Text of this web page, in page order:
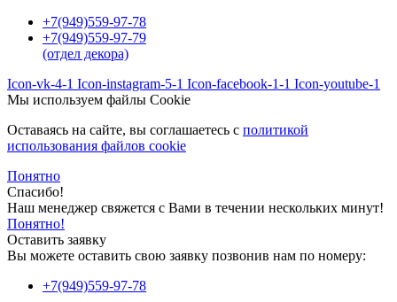
+7(949)559-97-78
+7(949)559-97-79
(отдел декора)
Icon-vk-4-1 Icon-instagram-5-1 Icon-facebook-1-1 Icon-youtube-1
Мы используем файлы Cookie
Оставаясь на сайте, вы соглашаетесь c политикой
использования файлов cookie
Понятно
Спасибо!
Наш менеджер свяжется с Вами в течении нескольких минут!
Понятно!
Оставить заявку
Вы можете оставить свою заявку позвонив нам по номеру:
+7(949)559-97-78